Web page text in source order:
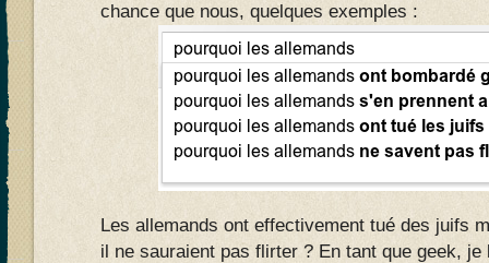
chance que nous, quelques exemples :
Les allemands ont effectivement tué des juifs
il ne sauraient pas flirter ? En tant que geek,